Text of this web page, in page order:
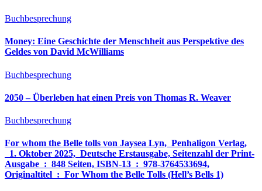
Buchbesprechung
Money: Eine Geschichte der Menschheit aus Perspektive des
Geldes von David McWilliams
Buchbesprechung
2050 – Überleben hat einen Preis von Thomas R. Weaver
Buchbesprechung
For whom the Belle tolls von Jaysea Lyn, ‎ Penhaligon Verlag,
‎ 1. Oktober 2025, ‎ Deutsche Erstausgabe, Seitenzahl der Print-
Ausgabe ‏ : ‎ 848 Seiten, ISBN-13 ‏ : ‎ 978-3764533694,
Originaltitel ‏ : ‎ For Whom the Belle Tolls (Hell’s Bells 1)